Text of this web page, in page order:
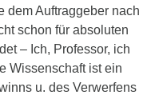
dem Auftraggeber nach
schon für absoluten
– Ich, Professor, ich
Wissenschaft ist ein
u. des Verwerfens